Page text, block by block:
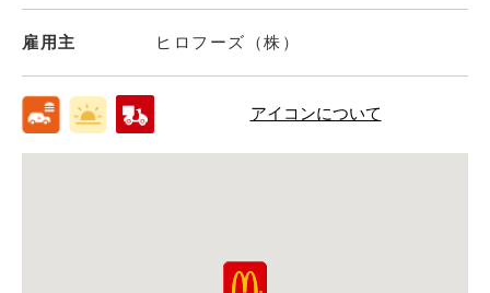
雇用主 ヒロフーズ（株）
アイコンについて